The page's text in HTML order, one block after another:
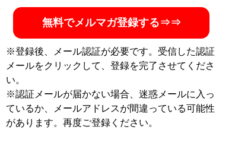
無料でメルマガ登録する⇒⇒
※登録後、メール認証が必要です。受信した認証
メールをクリックして、登録を完了させてくださ
い。
※認証メールが届かない場合、迷惑メールに入っ
ているか、メールアドレスが間違っている可能性
があります。再度ご登録ください。